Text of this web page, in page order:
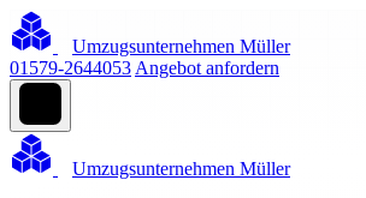
Umzugsunternehmen Müller
01579-2644053 Angebot anfordern
Umzugsunternehmen Müller